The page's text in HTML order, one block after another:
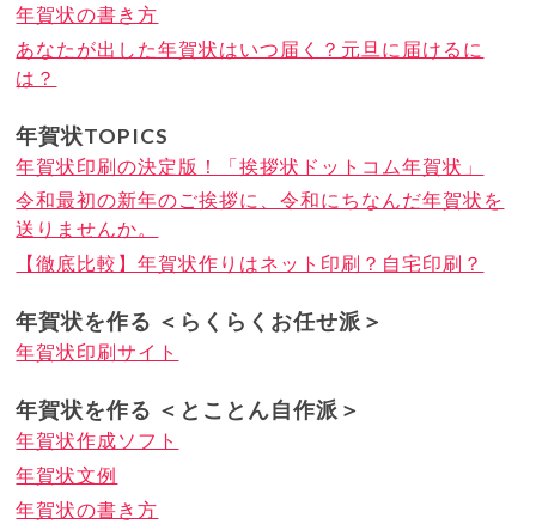
年賀状の書き方
あなたが出した年賀状はいつ届く？元旦に届けるに
は？
年賀状TOPICS
年賀状印刷の決定版！「挨拶状ドットコム年賀状」
令和最初の新年のご挨拶に、令和にちなんだ年賀状を
送りませんか。
【徹底比較】年賀状作りはネット印刷？自宅印刷？
年賀状を作る ＜らくらくお任せ派＞
年賀状印刷サイト
年賀状を作る ＜とことん自作派＞
年賀状作成ソフト
年賀状文例
年賀状の書き方